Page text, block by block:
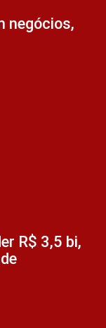
negócios,
R$ 3,5 bi,